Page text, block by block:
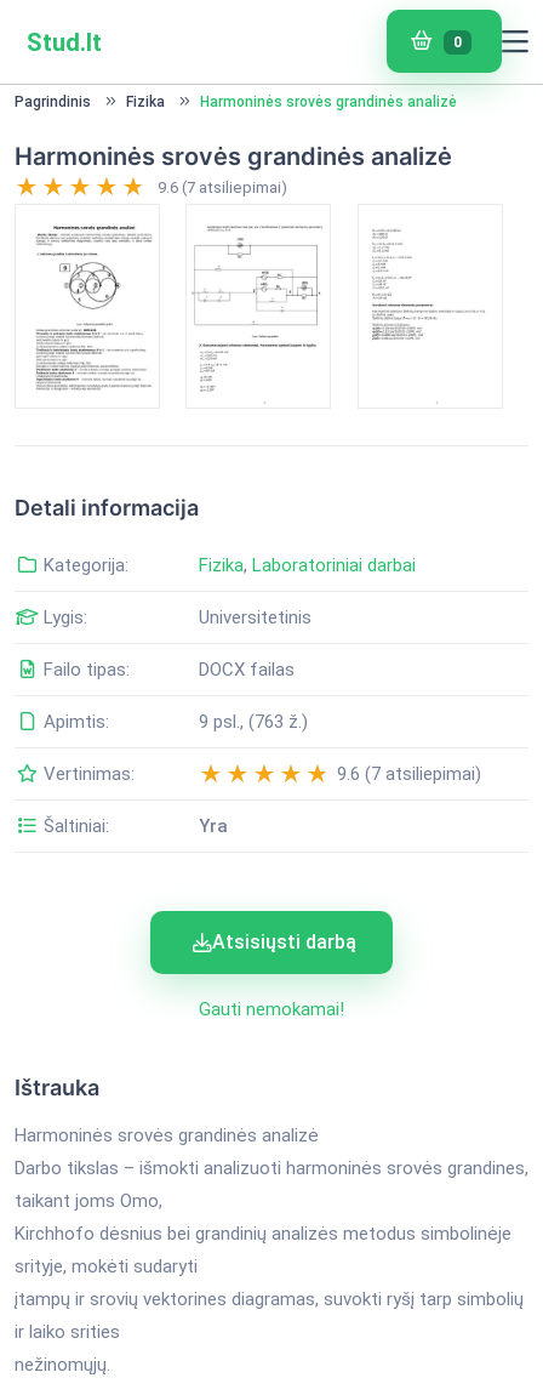
Stud.lt 0
Pagrindinis Fizika Harmoninės srovės grandinės analizė
Harmoninės srovės grandinės analizė
9.6 (7 atsiliepimai)
Detali informacija
Kategorija: Fizika, Laboratoriniai darbai
Lygis: Universitetinis
Failo tipas: DOCX failas
Apimtis: 9 psl., (763 ž.)
Vertinimas: 9.6 (7 atsiliepimai)
Šaltiniai: Yra
Atsisiųsti darbą
Gauti nemokamai!
Ištrauka
Harmoninės srovės grandinės analizė
Darbo tikslas – išmokti analizuoti harmoninės srovės grandines,
taikant joms Omo,
Kirchhofo dėsnius bei grandinių analizės metodus simbolinėje
srityje, mokėti sudaryti
įtampų ir srovių vektorines diagramas, suvokti ryšį tarp simbolių
ir laiko srities
nežinomųjų.